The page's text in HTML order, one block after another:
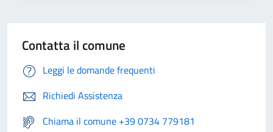
Contatta il comune
Leggi le domande frequenti
Richiedi Assistenza
Chiama il comune +39 0734 779181